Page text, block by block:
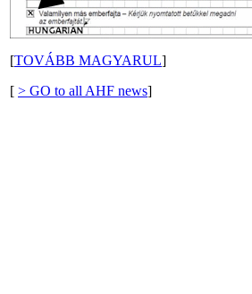
[TOVÁBB MAGYARUL]
[ > GO to all AHF news]